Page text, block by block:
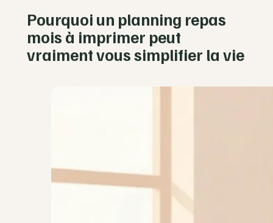
Pourquoi un planning repas
mois à imprimer peut
vraiment vous simplifier la vie